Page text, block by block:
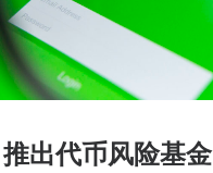
出代币风险基金